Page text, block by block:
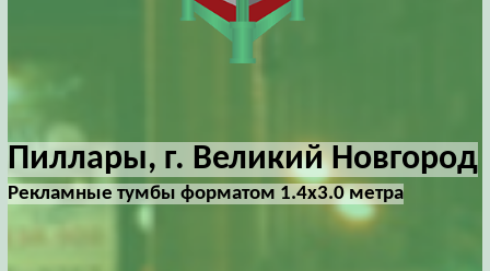
Пиллары, г. Великий Новгород
Рекламные тумбы форматом 1.4х3.0 метра